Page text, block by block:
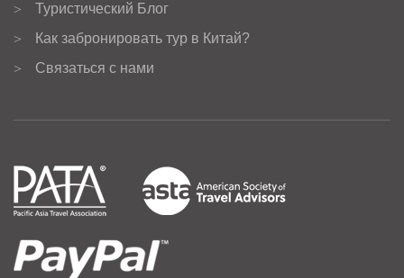
>
Туристический Блог
>
Как забронировать тур в Китай?
>
Связаться с нами